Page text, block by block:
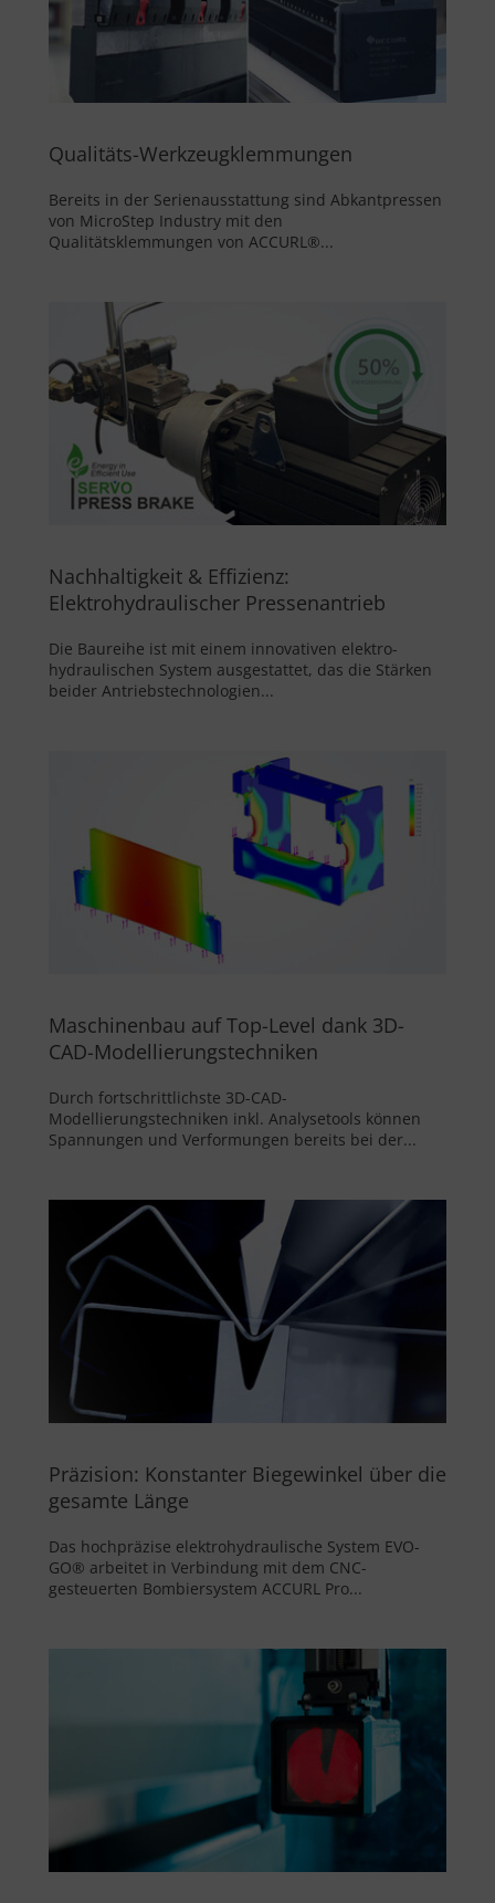
Qualitäts-Werkzeugklemmungen
Bereits in der Serienausstattung sind Abkantpressen
von MicroStep Industry mit den
Qualitätsklemmungen von ACCURL®...
Nachhaltigkeit & Effizienz:
Elektrohydraulischer Pressenantrieb
Die Baureihe ist mit einem innovativen elektro-
hydraulischen System ausgestattet, das die Stärken
beider Antriebstechnologien...
Maschinenbau auf Top-Level dank 3D-
CAD-Modellierungstechniken
Durch fortschrittlichste 3D-CAD-
Modellierungstechniken inkl. Analysetools können
Spannungen und Verformungen bereits bei der...
Präzision: Konstanter Biegewinkel über die
gesamte Länge
Das hochpräzise elektrohydraulische System EVO-
GO® arbeitet in Verbindung mit dem CNC-
gesteuerten Bombiersystem ACCURL Pro...